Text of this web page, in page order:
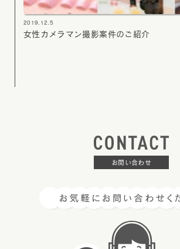
2019.12.5
女性カメラマン撮影案件のご紹介
お問い合わせ